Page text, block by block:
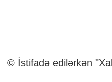
© İstifadə edilərkən